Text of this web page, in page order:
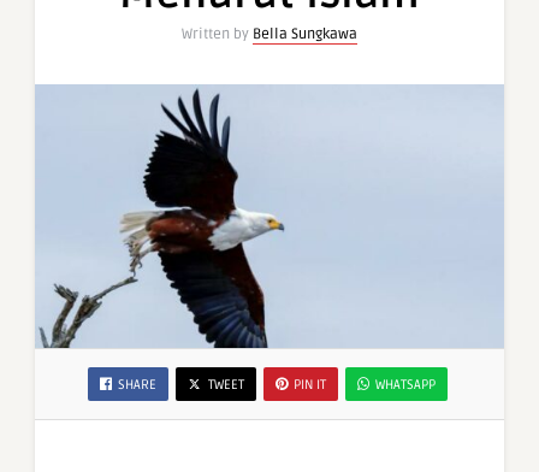
Written by Bella Sungkawa
SHARE TWEET PIN IT WHATSAPP